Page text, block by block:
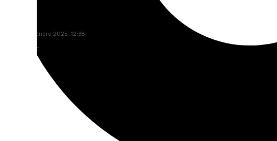
viernes, 10 enero 2025, 12:38
Compartir: